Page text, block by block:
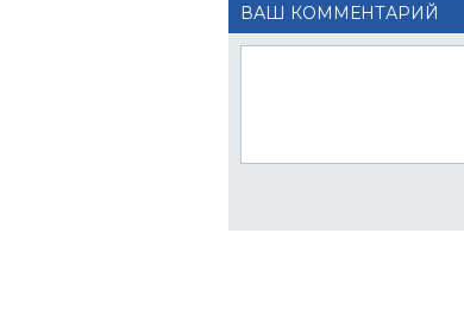
ВАШ КОММЕНТАРИЙ